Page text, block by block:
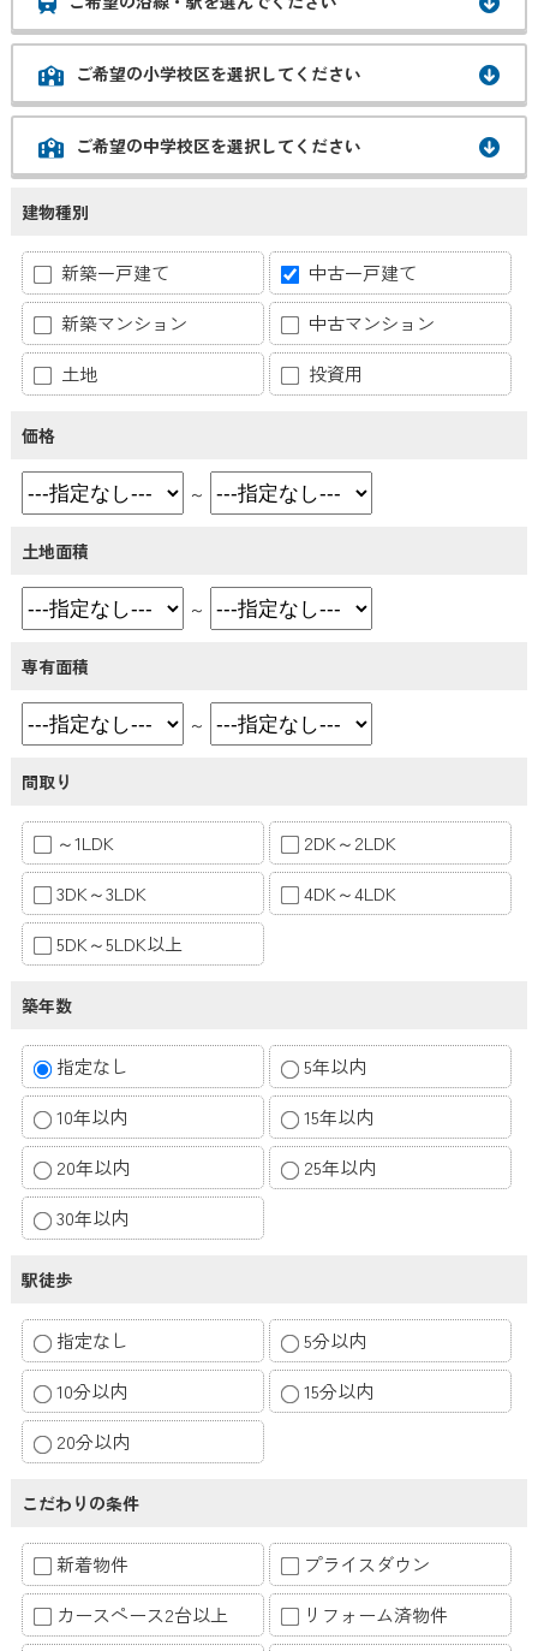
ご希望の小学校区を選択してください
ご希望の中学校区を選択してください
建物種別
新築一戸建て
中古一戸建て
新築マンション
中古マンション
土地
投資用
価格
～
土地面積
～
専有面積
～
間取り
～1LDK
2DK～2LDK
3DK～3LDK
4DK～4LDK
5DK～5LDK以上
築年数
指定なし
5年以内
10年以内
15年以内
20年以内
25年以内
30年以内
駅徒歩
指定なし
5分以内
10分以内
15分以内
20分以内
こだわりの条件
新着物件
プライスダウン
カースペース2台以上
リフォーム済物件